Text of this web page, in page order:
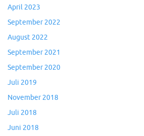
April 2023
September 2022
August 2022
September 2021
September 2020
Juli 2019
November 2018
Juli 2018
Juni 2018